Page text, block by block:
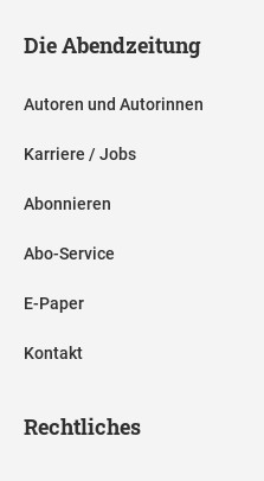
Die Abendzeitung
Autoren und Autorinnen
Karriere / Jobs
Abonnieren
Abo-Service
E-Paper
Kontakt
Rechtliches